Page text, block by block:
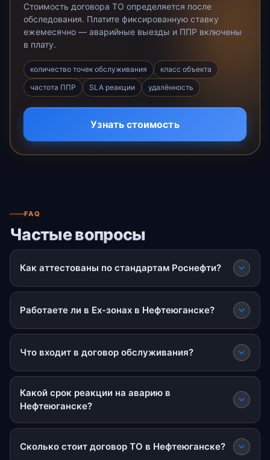
Стоимость договора ТО определяется после
обследования. Платите фиксированную ставку
ежемесячно — аварийные выезды и ППР включены
в плату.
количество точек обслуживания
класс объекта
частота ППР
SLA реакции удалённость
Узнать стоимость
FAQ
Частые вопросы
Как аттестованы по стандартам Роснефти?
Работаете ли в Ex-зонах в Нефтеюганске?
Что входит в договор обслуживания?
Какой срок реакции на аварию в
Нефтеюганске?
Сколько стоит договор ТО в Нефтеюганске?